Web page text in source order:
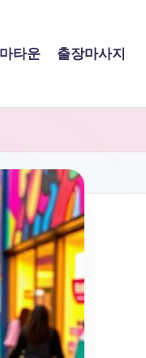
마타운 출장마사지